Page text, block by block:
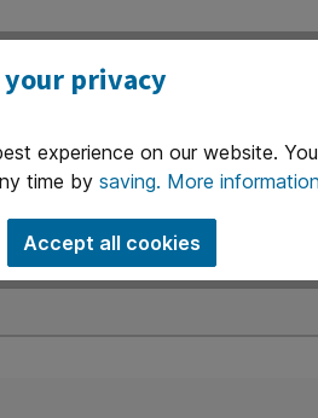
Phone*
your privacy
experience on our website.
time by saving. More information
Accept all cookies